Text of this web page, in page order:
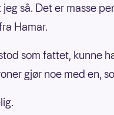
så. Det er masse
Hamar.
som fattet, kunne
gjør noe med en,